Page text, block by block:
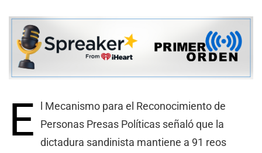
E
l Mecanismo para el Reconocimiento de
Personas Presas Políticas señaló que la
dictadura sandinista mantiene a 91 reos